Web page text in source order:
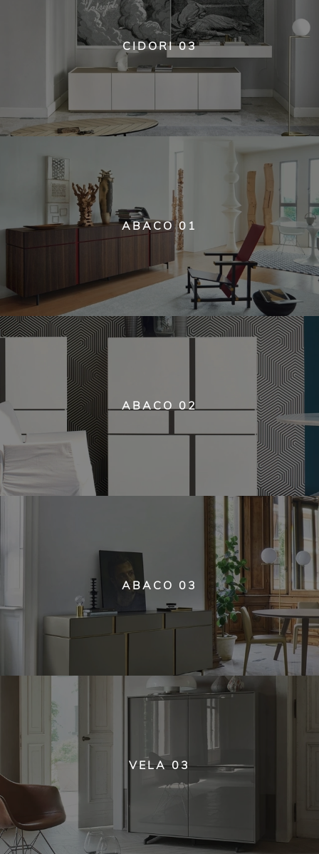
CIDORI 03
ABACO 01
ABACO 02
ABACO 03
VELA 03